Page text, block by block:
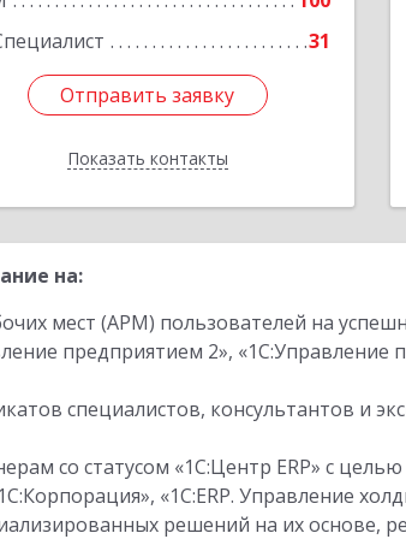
31
Отправить заявку
Показать контакты
Отправить заявку
Назад
на:
мест (АРМ) пользователей на
предприятием 2»,
специалистов, консультантов и
со статусом «1С:Центр ERP» с
«1С:ERP. Управление
решений на их основе,